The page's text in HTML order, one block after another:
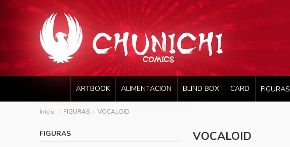
ARTBOOK ALIMENTACION BLIND BOX CARD FIGURAS
Inicio FIGURAS VOCALOID
VOCALOID
FIGURAS